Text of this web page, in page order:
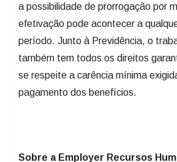
a possibilidade de prorrogação por
efetivação pode acontecer a
período. Junto à Previdência, o
também tem todos os direitos
se respeite a carência mínima
pagamento dos benefícios.
Sobre a Employer Recursos